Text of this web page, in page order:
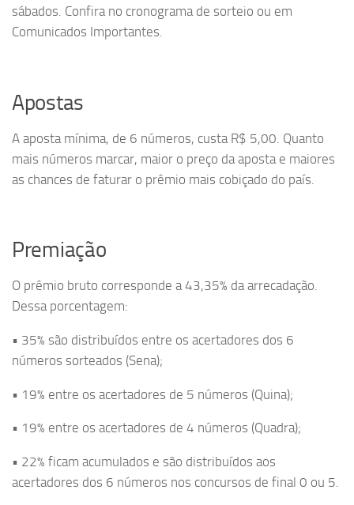
sábados. Confira no cronograma de sorteio ou em
Comunicados Importantes.
Apostas
A aposta mínima, de 6 números, custa R$ 5,00. Quanto
mais números marcar, maior o preço da aposta e maiores
as chances de faturar o prêmio mais cobiçado do país.
Premiação
O prêmio bruto corresponde a 43,35% da arrecadação.
Dessa porcentagem:
• 35% são distribuídos entre os acertadores dos 6
números sorteados (Sena);
• 19% entre os acertadores de 5 números (Quina);
• 19% entre os acertadores de 4 números (Quadra);
• 22% ficam acumulados e são distribuídos aos
acertadores dos 6 números nos concursos de final 0 ou 5.